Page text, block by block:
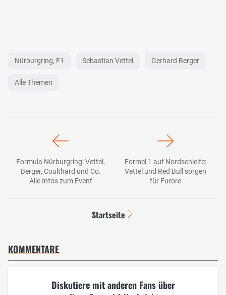
Nürburgring, F1 Sebastian Vettel Gerhard Berger
Alle Themen
Formula Nürburgring: Vettel,
Berger, Coulthard und Co.
Alle Infos zum Event
Formel 1 auf Nordschleife:
Vettel und Red Bull sorgen
für Furore
Startseite
KOMMENTARE
Diskutiere mit anderen Fans über